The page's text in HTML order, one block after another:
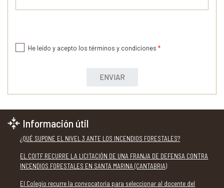
He leído y acepto los términos y condiciones *
ENVIAR
Información útil
¿QUÉ SUPONE EL NIVEL 3 ANTE LOS INCENDIOS FORESTALES?
EL COITF RECURRE LA LICITACIÓN DE UNA FRANJA DE DEFENSA CONTRA
INCENDIOS FORESTALES EN SANTA MARINA (CANTABRIA)
El Colegio recurre la convocatoria para seleccionar al docente del